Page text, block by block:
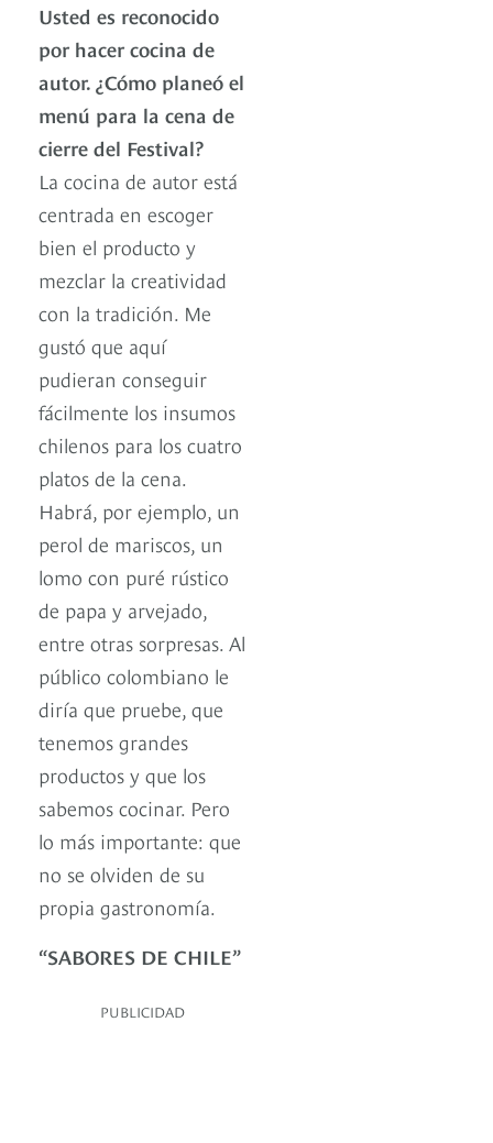
Usted es reconocido
por hacer cocina de
autor. ¿Cómo planeó el
menú para la cena de
cierre del Festival?
La cocina de autor está
centrada en escoger
bien el producto y
mezclar la creatividad
con la tradición. Me
gustó que aquí
pudieran conseguir
fácilmente los insumos
chilenos para los cuatro
platos de la cena.
Habrá, por ejemplo, un
perol de mariscos, un
lomo con puré rústico
de papa y arvejado,
entre otras sorpresas. Al
público colombiano le
diría que pruebe, que
tenemos grandes
productos y que los
sabemos cocinar. Pero
lo más importante: que
no se olviden de su
propia gastronomía.
“SABORES DE CHILE”
PUBLICIDAD